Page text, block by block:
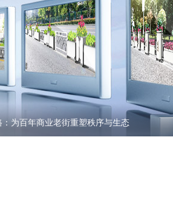
为百年商业老街重塑秩序与生态